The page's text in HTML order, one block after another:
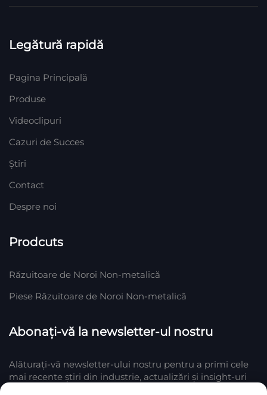
Legătură rapidă
Pagina Principală
Produse
Videoclipuri
Cazuri de Succes
Știri
Contact
Despre noi
Prodcuts
Răzuitoare de Noroi Non-metalică
Piese Răzuitoare de Noroi Non-metalică
Abonați-vă la newsletter-ul nostru
Alăturați-vă newsletter-ului nostru pentru a primi cele
mai recente știri din industrie, actualizări și insight-uri